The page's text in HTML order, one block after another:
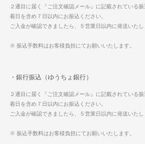
２通目に届く『ご注文確認メール』に記載されている
着日を含め７日以内にお振込ください。
ご入金が確認できましたら、５営業日以内に発送いたし
※ 振込手数料はお客様負担にてお願いいたします。
・銀行振込（ゆうちょ銀行）
２通目に届く『ご注文確認メール』に記載されている
着日を含め７日以内にお振込ください。
ご入金が確認できましたら、５営業日以内に発送いたし
※ 振込手数料はお客様負担にてお願いいたします。